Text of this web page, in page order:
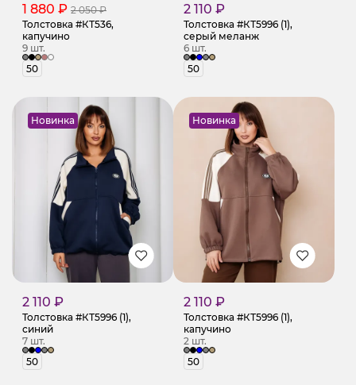
1 880 ₽ 2 050 ₽
Толстовка #КТ536,
капучино
9 шт.
50
2 110 ₽
Толстовка #КТ5996 (1),
серый меланж
6 шт.
50
Новинка
2 110 ₽
Толстовка #КТ5996 (1),
синий
7 шт.
50
Новинка
2 110 ₽
Толстовка #КТ5996 (1),
капучино
2 шт.
50